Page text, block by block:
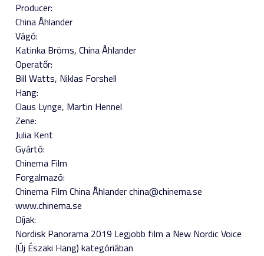
Producer:
China Åhlander
Vágó:
Katinka Bröms China Åhlander
Operatőr:
Bill Watts Niklas Forshell
Hang:
Claus Lynge Martin Hennel
Zene:
Julia Kent
Gyártó:
Chinema Film
Forgalmazó:
Chinema Film China Åhlander china@chinema.se
www.chinema.se
Díjak:
Nordisk Panorama 2019 Legjobb film a New Nordic Voice
(Új Északi Hang) kategóriában